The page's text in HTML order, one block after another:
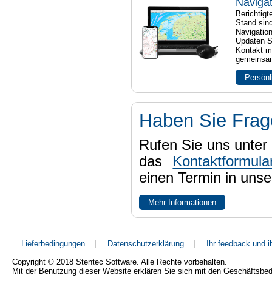
Stand
Updaten
Kontakt
Haben Sie
Rufen Sie uns
das
einen Termin in
Mehr Informationen
Lieferbedingungen | Datenschutzerklärung |
Ihr feedback und
Copyright © 2018 Stentec Software. Alle Rechte vorbehalten.
Mit der Benutzung dieser Website erklären Sie sich mit den